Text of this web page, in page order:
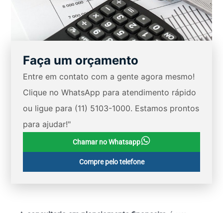
Faça um orçamento
Entre em contato com a gente agora mesmo!
Clique no WhatsApp para atendimento rápido
ou ligue para (11) 5103-1000. Estamos prontos
para ajudar!"
Chamar no Whatsapp
Compre pelo telefone